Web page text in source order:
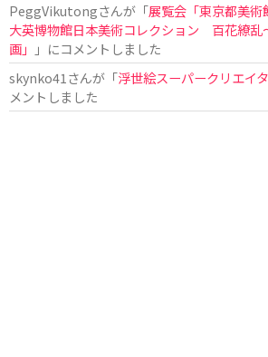
PeggVikutongさんが「展覧会「東京都美
大英博物館日本美術コレクション 百花繚乱
画」
」にコメントしました
skynko41さんが「浮世絵スーパークリエイ
メントしました